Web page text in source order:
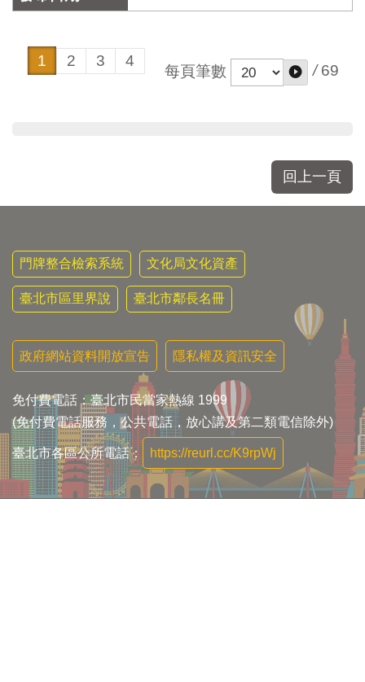
1 2 3 4
每頁筆數 / 69
回上一頁
門牌整合檢索系統 文化局文化資產
臺北市區里界說 臺北市鄰長名冊
政府網站資料開放宣告 隱私權及資訊安全
免付費電話：臺北市民當家熱線 1999
(免付費電話服務，公共電話，放心講及第二類電信除外)
臺北市各區公所電話： https://reurl.cc/K9rpWj